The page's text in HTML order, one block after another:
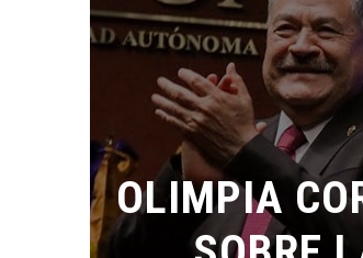
OLIMPIA
SOBRE